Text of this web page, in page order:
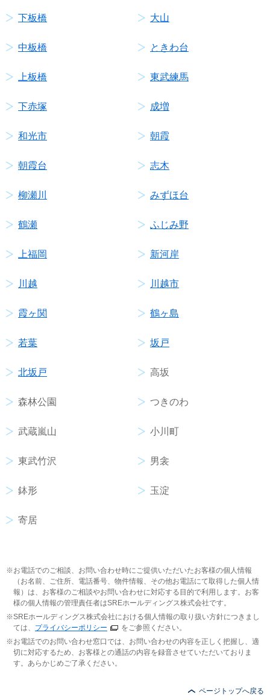
下板橋 大山
中板橋 ときわ台
上板橋 東武練馬
下赤塚 成増
和光市 朝霞
朝霞台 志木
柳瀬川 みずほ台
鶴瀬 ふじみ野
上福岡 新河岸
川越 川越市
霞ヶ関 鶴ヶ島
若葉 坂戸
北坂戸 高坂
森林公園 つきのわ
武蔵嵐山 小川町
東武竹沢 男衾
鉢形 玉淀
寄居
お電話でのご相談、お問い合わせ時にご提供いただいたお客様の個人情報
（お名前、ご住所、電話番号、物件情報、その他お電話にて取得した個人情
報）は、お客様のご相談やお問い合わせに対応する目的で利用します。お客
様の個人情報の管理責任者はSREホールディングス株式会社です。
SREホールディングス株式会社における個人情報の取り扱い方針につきまし
ては、 プライバシーポリシー
をご参照ください。
お電話でのお問い合わせ窓口では、お問い合わせの内容を正しく把握し、適
切に対応するため、お客様との通話の内容を録音させていただいておりま
す。あらかじめご了承ください。
ページトップへ戻る